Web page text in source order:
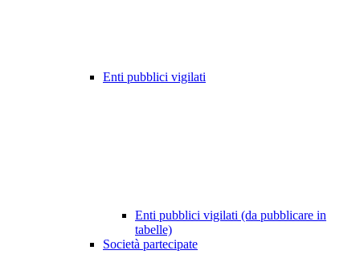
Enti pubblici vigilati
Enti pubblici vigilati (da pubblicare in
tabelle)
Società partecipate